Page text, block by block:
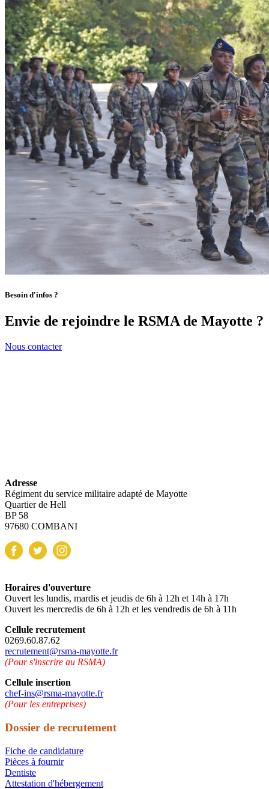
Besoin d'infos ?
Envie de rejoindre le RSMA de Mayotte ?
Nous contacter
Adresse
Régiment du service militaire adapté de Mayotte
Quartier de Hell
BP 58
97680 COMBANI
Horaires d'ouverture
Ouvert les lundis, mardis et jeudis de 6h à 12h et 14h à 17h
Ouvert les mercredis de 6h à 12h et les vendredis de 6h à 11h
Cellule recrutement
0269.60.87.62
recrutement@rsma-mayotte.fr
(Pour s'inscrire au RSMA)
Cellule insertion
chef-ins@rsma-mayotte.fr
(Pour les entreprises)
Dossier de recrutement
Fiche de candidature
Pièces à fournir
Dentiste
Attestation d'hébergement